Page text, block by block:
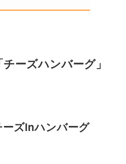
ーズハンバーグ」
ーズinハンバーグ